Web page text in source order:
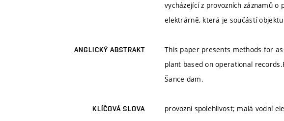
vycházející z provozních záznamů
elektrárně, která je součástí
ANGLICKÝ ABSTRAKT
This paper presents methods for
plant based on operational
Šance dam.
KLÍČOVÁ SLOVA provozní spolehlivost; malá vodní